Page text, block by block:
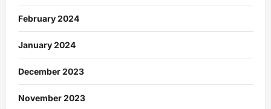
February 2024
January 2024
December 2023
November 2023